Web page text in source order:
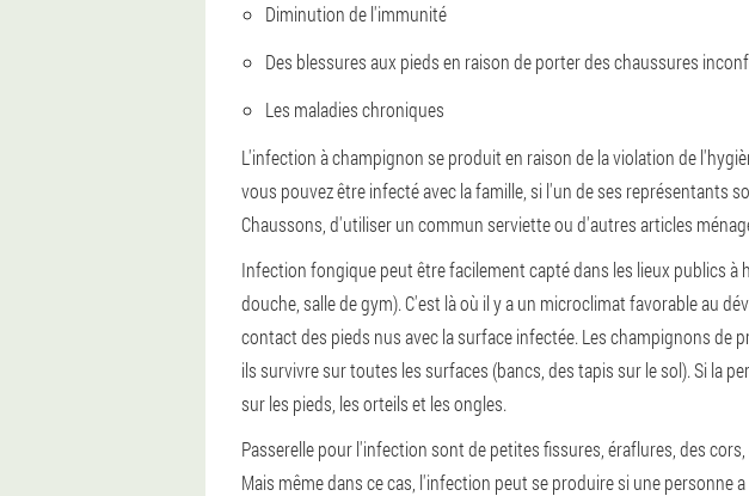
Diminution de l'immunité
Des blessures aux pieds en raison de porter des chaussures
Les maladies chroniques
L'infection à champignon se produit en raison de la violation de
vous pouvez être infecté avec la famille, si l'un de ses représentants
Chaussons, d'utiliser un commun serviette ou d'autres articles
Infection fongique peut être facilement capté dans les lieux publics à
douche, salle de gym). C'est là où il y a un microclimat favorable au
contact des pieds nus avec la surface infectée. Les champignons
ils survivre sur toutes les surfaces (bancs, des tapis sur le sol). Si la
sur les pieds, les orteils et les ongles.
Passerelle pour l'infection sont de petites fissures, éraflures, des
Mais même dans ce cas, l'infection peut se produire si une personne